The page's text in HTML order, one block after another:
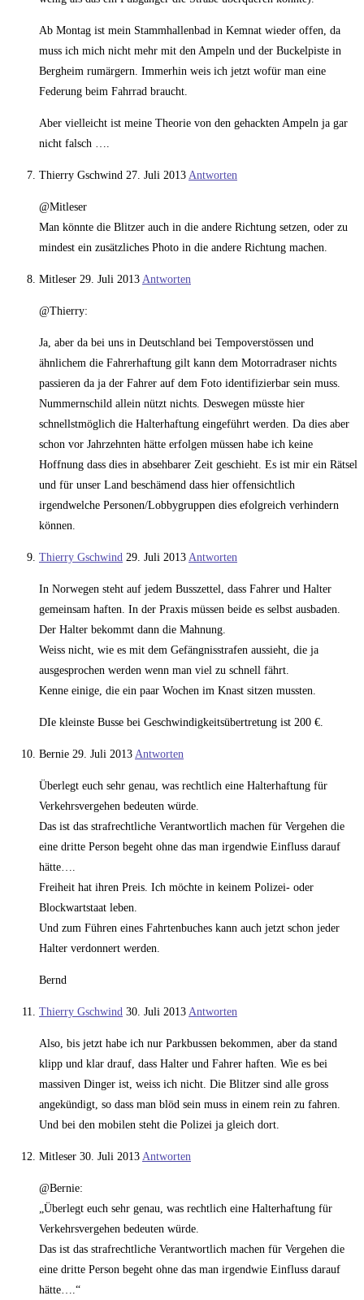
Ab Montag ist mein Stammhallenbad in Kemnat wieder offen, da
muss ich mich nicht mehr mit den Ampeln und der Buckelpiste in
Bergheim rumärgern. Immerhin weis ich jetzt wofür man eine
Federung beim Fahrrad braucht.
Aber vielleicht ist meine Theorie von den gehackten Ampeln ja gar
nicht falsch ….
Thierry Gschwind 27. Juli 2013 Antworten
@Mitleser
Man könnte die Blitzer auch in die andere Richtung setzen, oder zu
mindest ein zusätzliches Photo in die andere Richtung machen.
Mitleser 29. Juli 2013 Antworten
@Thierry:
Ja, aber da bei uns in Deutschland bei Tempoverstössen und
ähnlichem die Fahrerhaftung gilt kann dem Motorradraser nichts
passieren da ja der Fahrer auf dem Foto identifizierbar sein muss.
Nummernschild allein nützt nichts. Deswegen müsste hier
schnellstmöglich die Halterhaftung eingeführt werden. Da dies aber
schon vor Jahrzehnten hätte erfolgen müssen habe ich keine
Hoffnung dass dies in absehbarer Zeit geschieht. Es ist mir ein Rätsel
und für unser Land beschämend dass hier offensichtlich
irgendwelche Personen/Lobbygruppen dies efolgreich verhindern
können.
Thierry Gschwind 29. Juli 2013 Antworten
In Norwegen steht auf jedem Busszettel, dass Fahrer und Halter
gemeinsam haften. In der Praxis müssen beide es selbst ausbaden.
Der Halter bekommt dann die Mahnung.
Weiss nicht, wie es mit dem Gefängnisstrafen aussieht, die ja
ausgesprochen werden wenn man viel zu schnell fährt.
Kenne einige, die ein paar Wochen im Knast sitzen mussten.
DIe kleinste Busse bei Geschwindigkeitsübertretung ist 200 €.
Bernie 29. Juli 2013 Antworten
Überlegt euch sehr genau, was rechtlich eine Halterhaftung für
Verkehrsvergehen bedeuten würde.
Das ist das strafrechtliche Verantwortlich machen für Vergehen die
eine dritte Person begeht ohne das man irgendwie Einfluss darauf
hätte….
Freiheit hat ihren Preis. Ich möchte in keinem Polizei- oder
Blockwartstaat leben.
Und zum Führen eines Fahrtenbuches kann auch jetzt schon jeder
Halter verdonnert werden.
Bernd
Thierry Gschwind 30. Juli 2013 Antworten
Also, bis jetzt habe ich nur Parkbussen bekommen, aber da stand
klipp und klar drauf, dass Halter und Fahrer haften. Wie es bei
massiven Dinger ist, weiss ich nicht. Die Blitzer sind alle gross
angekündigt, so dass man blöd sein muss in einem rein zu fahren.
Und bei den mobilen steht die Polizei ja gleich dort.
Mitleser 30. Juli 2013 Antworten
@Bernie:
„Überlegt euch sehr genau, was rechtlich eine Halterhaftung für
Verkehrsvergehen bedeuten würde.
Das ist das strafrechtliche Verantwortlich machen für Vergehen die
eine dritte Person begeht ohne das man irgendwie Einfluss darauf
hätte….“